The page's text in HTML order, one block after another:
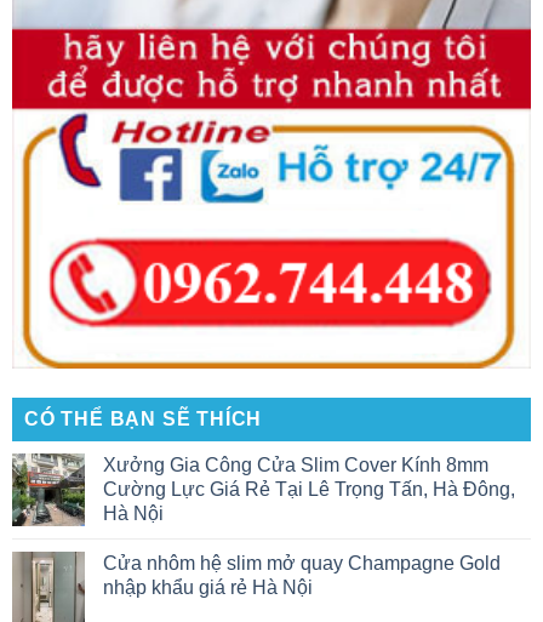
CÓ THỂ BẠN SẼ THÍCH
Xưởng Gia Công Cửa Slim Cover Kính 8mm
Cường Lực Giá Rẻ Tại Lê Trọng Tấn, Hà Đông,
Hà Nội
Cửa nhôm hệ slim mở quay Champagne Gold
nhập khẩu giá rẻ Hà Nội